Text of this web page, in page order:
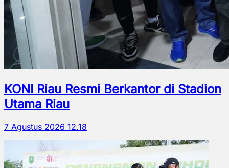
KONI Riau Resmi Berkantor di Stadion
Utama Riau
7 Agustus 2026 12.18